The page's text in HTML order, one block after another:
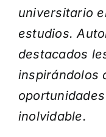
universitario
estudios.
destacados
inspirándolos
inolvidable.